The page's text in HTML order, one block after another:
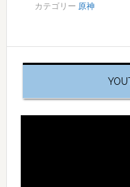
カテゴリー 原神